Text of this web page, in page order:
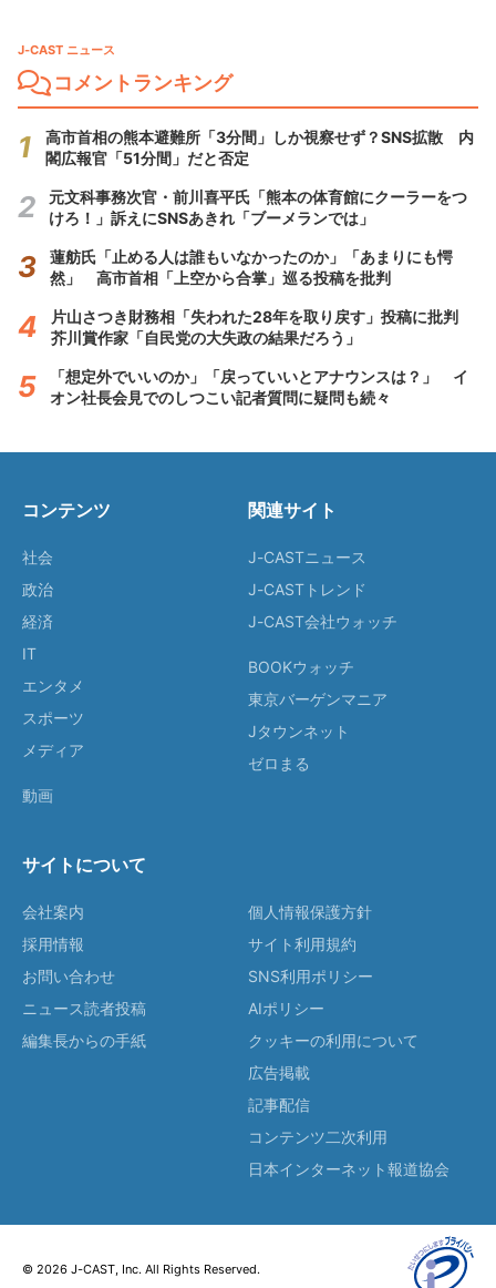
J-CAST ニュース
コメントランキング
高市首相の熊本避難所「3分間」しか視察せず？SNS拡散 内
閣広報官「51分間」だと否定
元文科事務次官・前川喜平氏「熊本の体育館にクーラーをつ
けろ！」訴えにSNSあきれ「ブーメランでは」
蓮舫氏「止める人は誰もいなかったのか」「あまりにも愕
然」 高市首相「上空から合掌」巡る投稿を批判
片山さつき財務相「失われた28年を取り戻す」投稿に批判
芥川賞作家「自民党の大失政の結果だろう」
「想定外でいいのか」「戻っていいとアナウンスは？」 イ
オン社長会見でのしつこい記者質問に疑問も続々
コンテンツ
社会
政治
経済
IT
エンタメ
スポーツ
メディア
動画
関連サイト
J-CASTニュース
J-CASTトレンド
J-CAST会社ウォッチ
BOOKウォッチ
東京バーゲンマニア
Jタウンネット
ゼロまる
サイトについて
会社案内
採用情報
お問い合わせ
ニュース読者投稿
編集長からの手紙
個人情報保護方針
サイト利用規約
SNS利用ポリシー
AIポリシー
クッキーの利用について
広告掲載
記事配信
コンテンツ二次利用
日本インターネット報道協会
© 2026 J-CAST, Inc. All Rights Reserved.